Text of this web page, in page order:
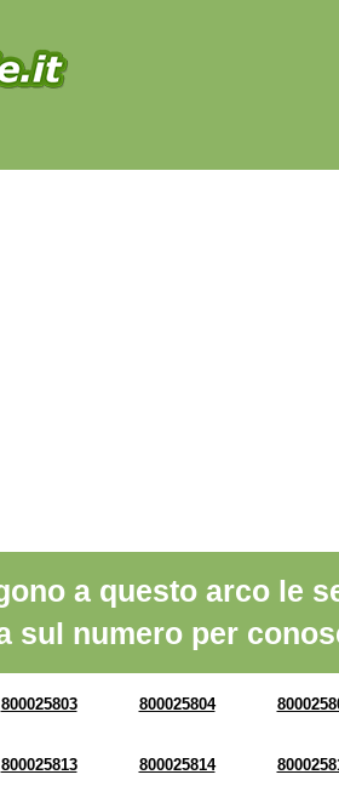
a questo arco le
sul numero per
800025803 800025804
800025813 800025814